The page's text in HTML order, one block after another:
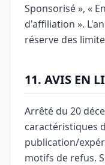
Sponsorisé », «
d'affiliation ».
réserve des
11. AVIS EN
Arrêté du 20
caractéristiques
publication/
motifs de refus.